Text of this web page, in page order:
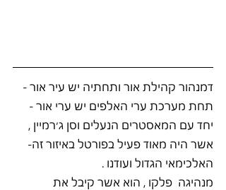
דמנהור קהילת אור ותחתיה יש עיר אור -
תחת מערכת ערי האלפים יש ערי אור -
יחד עם המאסטרים הנעלים וסן ג׳רמיין ,
אשר היה מאוד פעיל בפורטל באיזור זה-
האלכימאי הגדול ועודנו .
מנהיגה  פלקו , הוא אשר קיבל את